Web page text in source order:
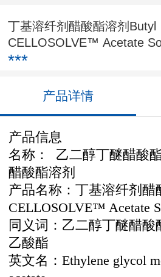
丁基溶纤剂醋酸酯溶剂Butyl
CELLOSOLVE™ Acetate
***
产品详情
产品信息
名称： 乙二醇丁醚醋酸
醋酸酯溶剂
产品名称：丁基溶纤剂醋
CELLOSOLVE™ Acetate
同义词：乙二醇丁醚醋
乙酸酯
英文名：Ethylene glycol